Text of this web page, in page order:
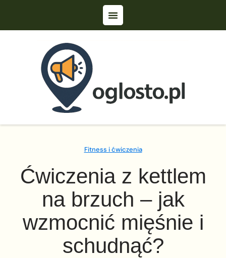
Fitness i ćwiczenia
Ćwiczenia z kettlem
na brzuch – jak
wzmocnić mięśnie i
schudnąć?